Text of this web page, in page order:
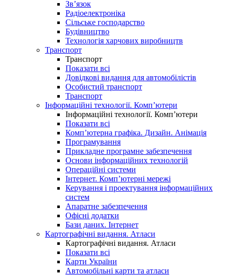
Зв’язок
Радіоелектроніка
Сільське господарство
Будівництво
Технологія харчових виробництв
Транспорт
Транспорт
Показати всі
Довідкові видання для автомобілістів
Особистий транспорт
Транспорт
Інформаційні технології. Комп’ютери
Інформаційні технології. Комп’ютери
Показати всі
Комп’ютерна графіка. Дизайн. Анімація
Програмування
Прикладне програмне забезпечення
Основи інформаційних технологій
Операційні системи
Інтернет. Комп’ютерні мережі
Керування і проектування інформаційних
систем
Апаратне забезпечення
Офісні додатки
Бази даних. Інтернет
Картографічні видання. Атласи
Картографічні видання. Атласи
Показати всі
Карти України
Автомобільні карти та атласи